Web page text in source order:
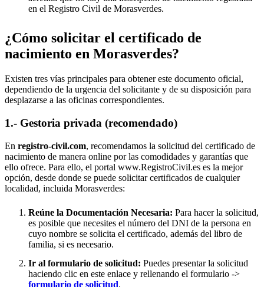
en el Registro Civil de Morasverdes.
¿Cómo solicitar el certificado de
nacimiento en Morasverdes?
Existen tres vías principales para obtener este documento oficial,
dependiendo de la urgencia del solicitante y de su disposición para
desplazarse a las oficinas correspondientes.
1.- Gestoria privada (recomendado)
En registro-civil.com, recomendamos la solicitud del certificado de
nacimiento de manera online por las comodidades y garantías que
ello ofrece. Para ello, el portal www.RegistroCivil.es es la mejor
opción, desde donde se puede solicitar certificados de cualquier
localidad, incluida Morasverdes:
Reúne la Documentación Necesaria: Para hacer la solicitud,
es posible que necesites el número del DNI de la persona en
cuyo nombre se solicita el certificado, además del libro de
familia, si es necesario.
Ir al formulario de solicitud: Puedes presentar la solicitud
haciendo clic en este enlace y rellenando el formulario ->
formulario de solicitud.